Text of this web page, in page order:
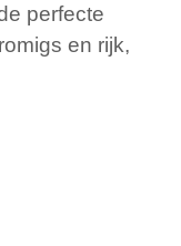
perfecte
en rijk,